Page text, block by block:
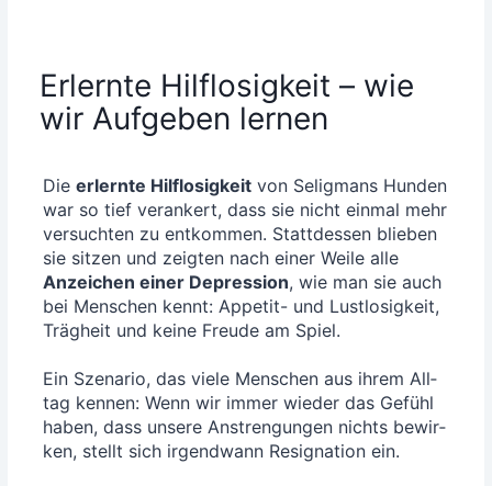
Erlernte Hilflosigkeit – wie
wir Aufgeben lernen
Dieerlern­te Hilf­lo­sig­keit von Selig­mans Hun­den
war so tief ver­an­kert, dass sie nicht ein­mal mehr
ver­such­ten zu ent­kom­men. Statt­des­sen blie­ben
sie sit­zen und zeig­ten nach einer Wei­le alle
Anzei­chen einer Depres­si­on, wie man sie auch
bei Men­schen kennt: Appe­tit- und Lust­lo­sig­keit,
Träg­heit und kei­ne Freu­de am Spiel.
Ein Sze­na­rio, das vie­le Men­schen aus ihrem All­
tag ken­nen: Wenn wir immer wie­der das Gefühl
haben, dass unse­re Anstren­gun­gen nichts bewir­
ken, stellt sich irgend­wann Resi­gna­ti­on ein.